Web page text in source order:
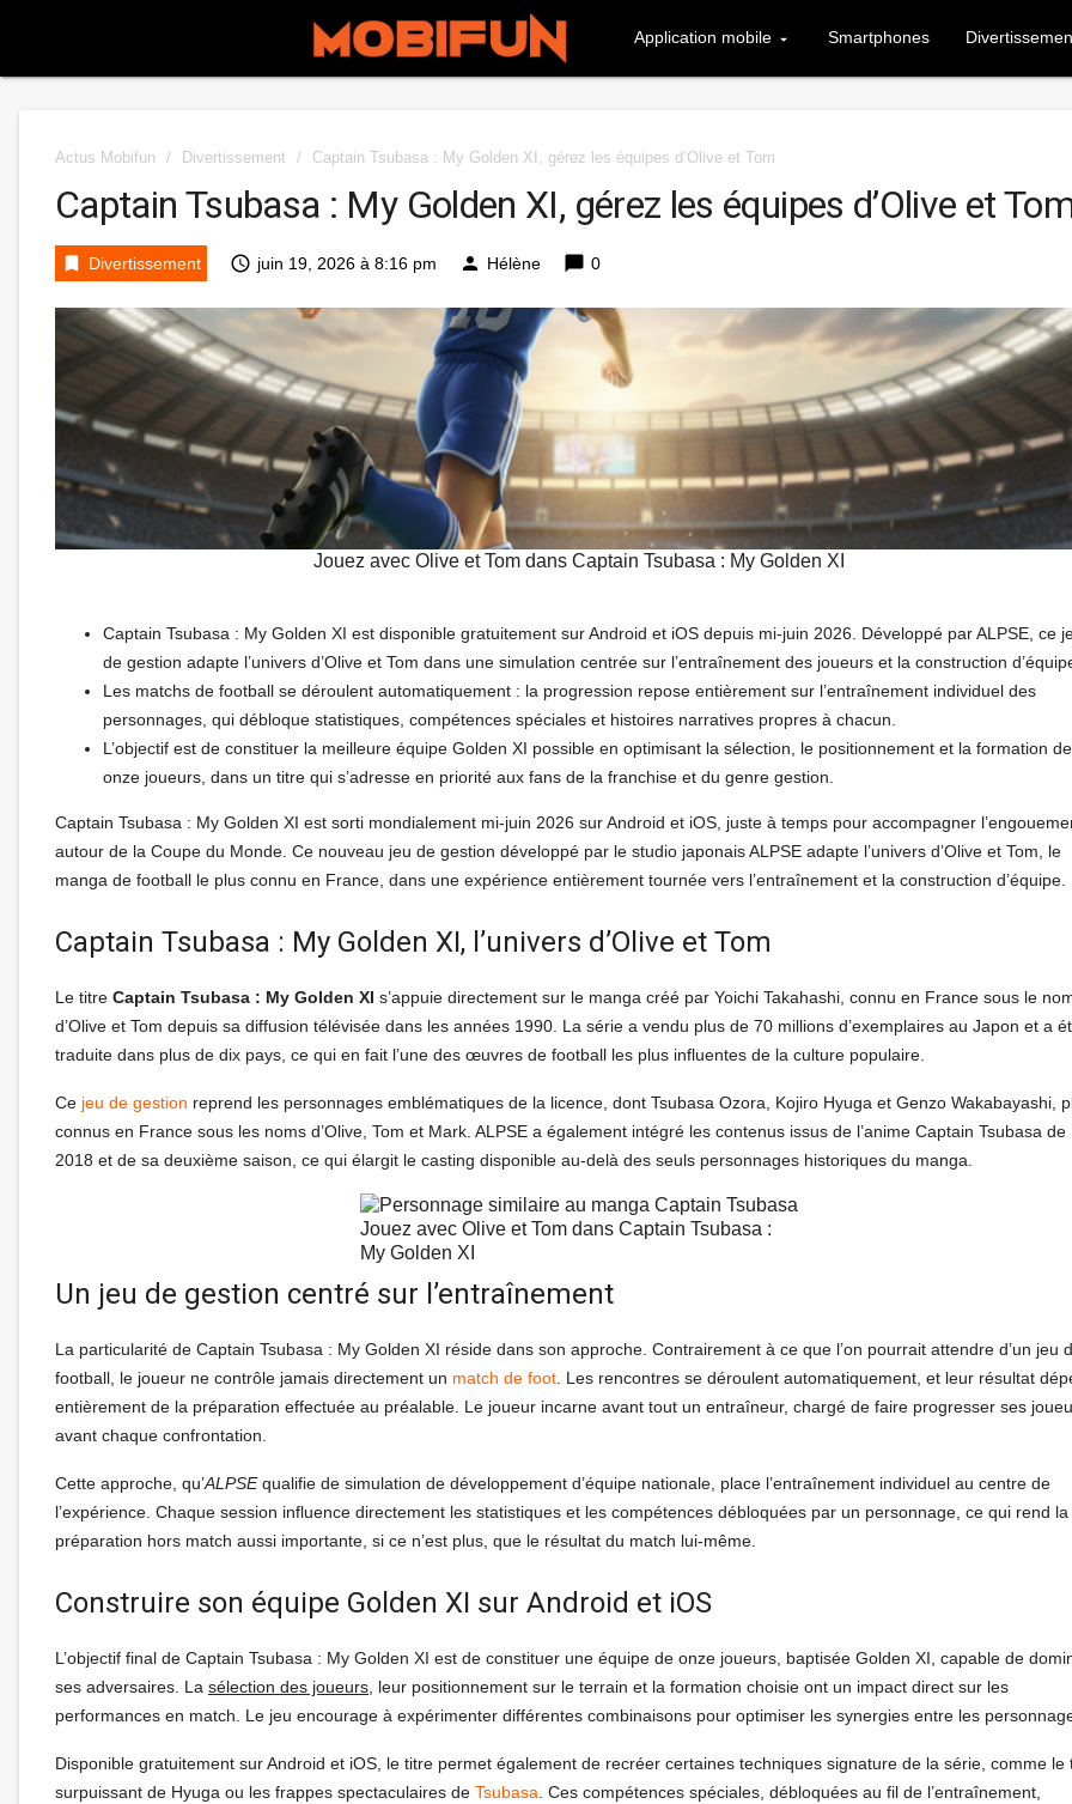
Application mobile Smartphones
Actus Mobifun / Divertissement / Captain Tsubasa : My Golden XI, gérez les équipes d’Olive et Tom
Captain Tsubasa : My Golden XI, gérez les équipes d’Olive et
bookmark Divertissement access_time juin 19, 2026 à 8:16 pm person Hélène chat_bubble 0
Jouez avec Olive et Tom dans Captain Tsubasa : My Golden XI
Captain Tsubasa : My Golden XI est disponible gratuitement sur Android et iOS depuis mi-juin 2026. Développé par ALPSE, ce
de gestion adapte l’univers d’Olive et Tom dans une simulation centrée sur l’entraînement des joueurs et la construction
Les matchs de football se déroulent automatiquement : la progression repose entièrement sur l’entraînement individuel des
personnages, qui débloque statistiques, compétences spéciales et histoires narratives propres à chacun.
L’objectif est de constituer la meilleure équipe Golden XI possible en optimisant la sélection, le positionnement et la formation
onze joueurs, dans un titre qui s’adresse en priorité aux fans de la franchise et du genre gestion.
Captain Tsubasa : My Golden XI est sorti mondialement mi-juin 2026 sur Android et iOS, juste à temps pour accompagner
autour de la Coupe du Monde. Ce nouveau jeu de gestion développé par le studio japonais ALPSE adapte l’univers d’Olive et Tom, le
manga de football le plus connu en France, dans une expérience entièrement tournée vers l’entraînement et la construction d’équipe.
Captain Tsubasa : My Golden XI, l’univers d’Olive et Tom
Le titre Captain Tsubasa : My Golden XI s’appuie directement sur le manga créé par Yoichi Takahashi, connu en France sous le
d’Olive et Tom depuis sa diffusion télévisée dans les années 1990. La série a vendu plus de 70 millions d’exemplaires au Japon et a
traduite dans plus de dix pays, ce qui en fait l’une des œuvres de football les plus influentes de la culture populaire.
Ce jeu de gestion reprend les personnages emblématiques de la licence, dont Tsubasa Ozora, Kojiro Hyuga et Genzo Wakabayashi,
connus en France sous les noms d’Olive, Tom et Mark. ALPSE a également intégré les contenus issus de l’anime Captain Tsubasa de
2018 et de sa deuxième saison, ce qui élargit le casting disponible au-delà des seuls personnages historiques du manga.
Jouez avec Olive et Tom dans Captain Tsubasa :
My Golden XI
Un jeu de gestion centré sur l’entraînement
La particularité de Captain Tsubasa : My Golden XI réside dans son approche. Contrairement à ce que l’on pourrait attendre d’un jeu
football, le joueur ne contrôle jamais directement un match de foot . Les rencontres se déroulent automatiquement, et leur résultat
entièrement de la préparation effectuée au préalable. Le joueur incarne avant tout un entraîneur, chargé de faire progresser ses
avant chaque confrontation.
Cette approche, qu’ALPSEqualifie de simulation de développement d’équipe nationale, place l’entraînement individuel au centre de
l’expérience. Chaque session influence directement les statistiques et les compétences débloquées par un personnage, ce qui rend la
préparation hors match aussi importante, si ce n’est plus, que le résultat du match lui-même.
Construire son équipe Golden XI sur Android et iOS
L’objectif final de Captain Tsubasa : My Golden XI est de constituer une équipe de onze joueurs, baptisée Golden XI, capable de
ses adversaires. La sélection des joueurs , leur positionnement sur le terrain et la formation choisie ont un impact direct sur les
performances en match. Le jeu encourage à expérimenter différentes combinaisons pour optimiser les synergies entre les
Disponible gratuitement sur Android et iOS, le titre permet également de recréer certaines techniques signature de la série, comme le
surpuissant de Hyuga ou les frappes spectaculaires de Tsubasa . Ces compétences spéciales, débloquées au fil de l’entraînement,